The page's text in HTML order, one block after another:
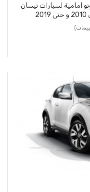
أمامية لسيارات نيسان